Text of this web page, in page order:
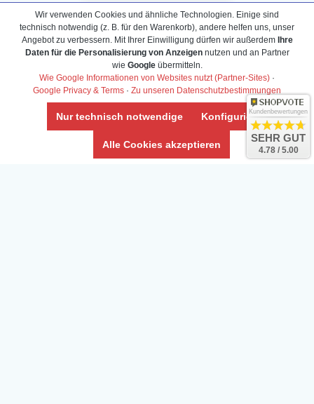
Daten­schutz­erklärung
Widerrufs­recht /Widerrufs­formular
AGB & Info
Impressum
Umwelt und Entsorgung
Vertrag widerrufen
Wir verwenden Cookies und ähnliche Technologien. Einige sind
technisch notwendig (z. B. für den Warenkorb), andere helfen uns, unser
Angebot zu verbessern. Mit Ihrer Einwilligung dürfen wir außerdem Ihre
Daten für die Personalisierung von Anzeigennutzen und an Partner
wie Googleübermitteln.
Wie Google Informationen von Websites nutzt (Partner-Sites) ·
Google Privacy & Terms · Zu unseren Datenschutzbestimmungen
Nur technisch notwendige Konfigurieren
Alle Cookies akzeptieren
Kundenbewertungen
SEHR GUT
4.78 / 5.00